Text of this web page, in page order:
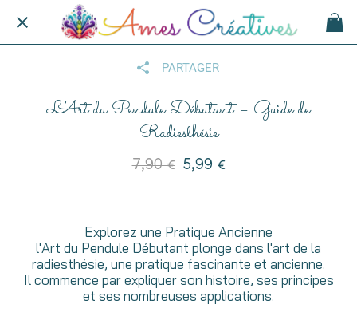
PARTAGER
L'Art du Pendule Débutant – Guide de
Radiesthésie
7,90 € 5,99 €
Explorez une Pratique Ancienne
l'Art du Pendule Débutant plonge dans l'art de la
radiesthésie, une pratique fascinante et ancienne.
Il commence par expliquer son histoire, ses principes
et ses nombreuses applications.